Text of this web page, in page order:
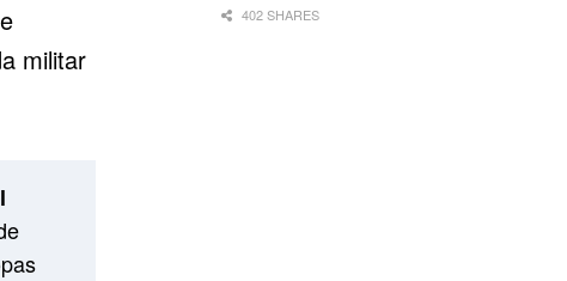
militar
402 SHARES